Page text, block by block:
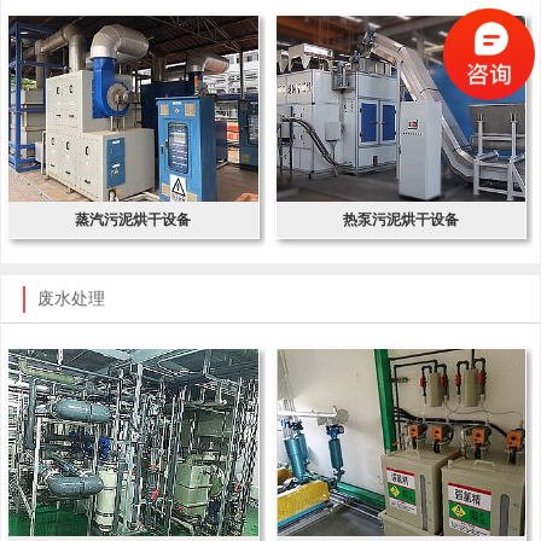
蒸汽污泥烘干设备 热泵污泥烘干设备
废水处理